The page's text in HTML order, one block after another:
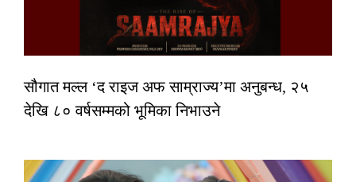
सौगात मल्ल ‘द राइज अफ साम्राज्य’मा अनुबन्ध, २५
देखि ८० वर्षसम्मको भूमिका निभाउने